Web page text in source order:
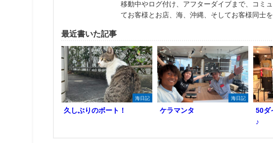
移動中やログ付け、アフターダイブまで、コミ
てお客様とお店、海、沖縄、そしてお客様同士
最近書いた記事
海日記
久しぶりのボート！
海日記
ケラマンタ
50ダ
♪